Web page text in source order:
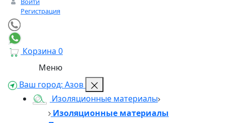
Регистрация
Корзина 0
Меню
Ваш город: Азов
Изоляционные материалы
Изоляционные материалы
Личный менеджер
Онлайн
👋